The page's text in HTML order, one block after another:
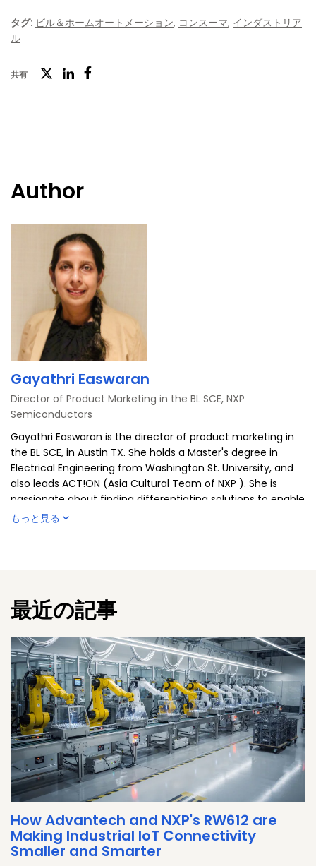
タグ: ビル＆ホームオートメーション, コンスーマ, インダストリア
ル
共有
ツ
ー
ス
ッ
Author
Gayathri Easwaran
Director of Product Marketing in the BL SCE, NXP
Semiconductors
Gayathri Easwaran is the director of product marketing in
the BL SCE, in Austin TX. She holds a Master's degree in
Electrical Engineering from Washington St. University, and
also leads ACT!ON (Asia Cultural Team of NXP ). She is
passionate about finding differentiating solutions to enable
customers. In her free time she loves working on podcasts
もっと見る
最近の記事
How Advantech and NXP's RW612 are
Making Industrial IoT Connectivity
Smaller and Smarter